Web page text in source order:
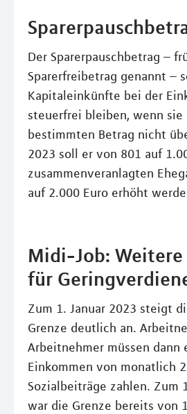
Der Sparerpauschbetrag –
Sparerfreibetrag genannt –
Kapitaleinkünfte bei der
steuerfrei bleiben, wenn sie
bestimmten Betrag nicht
2023 soll er von 801 auf
zusammenveranlagten
auf 2.000 Euro erhöht
Midi-Job:
für
Zum 1. Januar 2023 steigt
Grenze deutlich an.
Arbeitnehmer müssen dann
Einkommen von monatlich
Sozialbeiträge zahlen. Zum
war die Grenze bereits von